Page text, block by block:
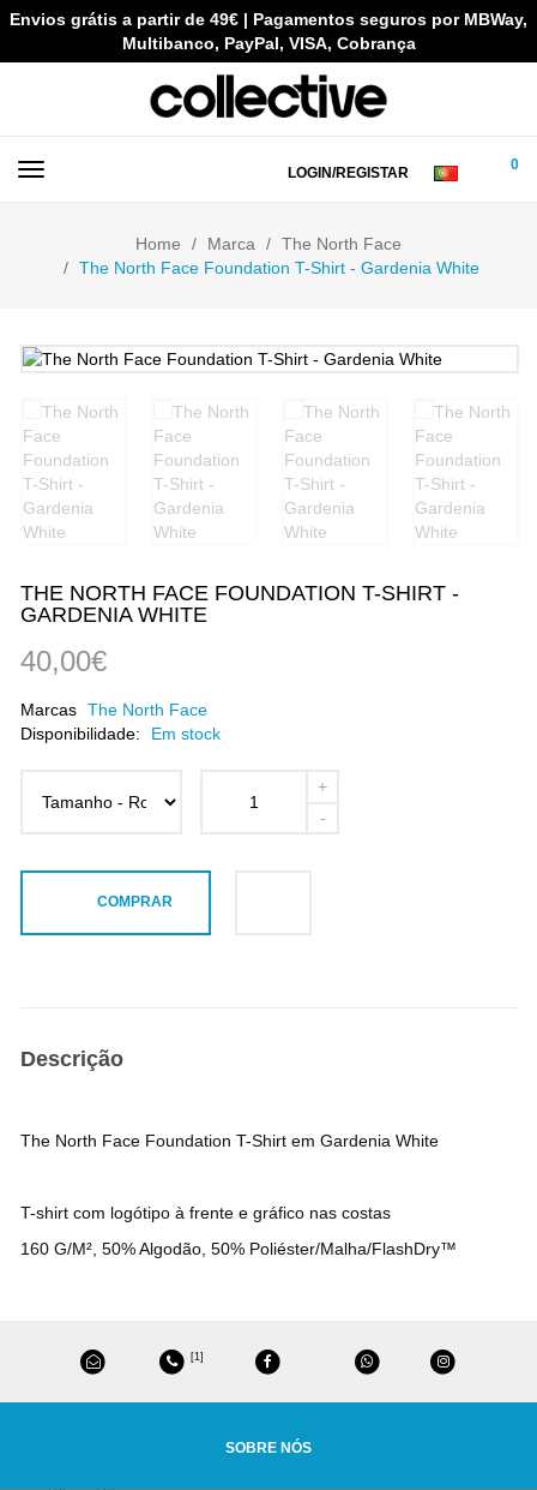
Envios grátis a partir de 49€ | Pagamentos seguros por MBWay,
Multibanco, PayPal, VISA, Cobrança
LOGIN/REGISTAR 0
Home Marca
The North Face
The North Face Foundation T-Shirt - Gardenia White
THE NORTH FACE FOUNDATION T-SHIRT -
GARDENIA WHITE
40,00€
Marcas The North Face
Disponibilidade:
Em stock
COMPRAR
Descrição
The North Face Foundation T-Shirt em Gardenia White
T-shirt com logótipo à frente e gráfico nas costas
160 G/M², 50% Algodão, 50% Poliéster/Malha/FlashDry™
[1]
SOBRE NÓS